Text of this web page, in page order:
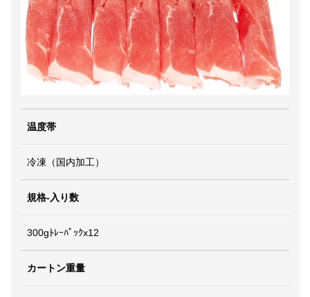
温度帯
冷凍（国内加工）
規格-入り数
300gﾄﾚｰﾊﾟｯｸx12
カートン重量